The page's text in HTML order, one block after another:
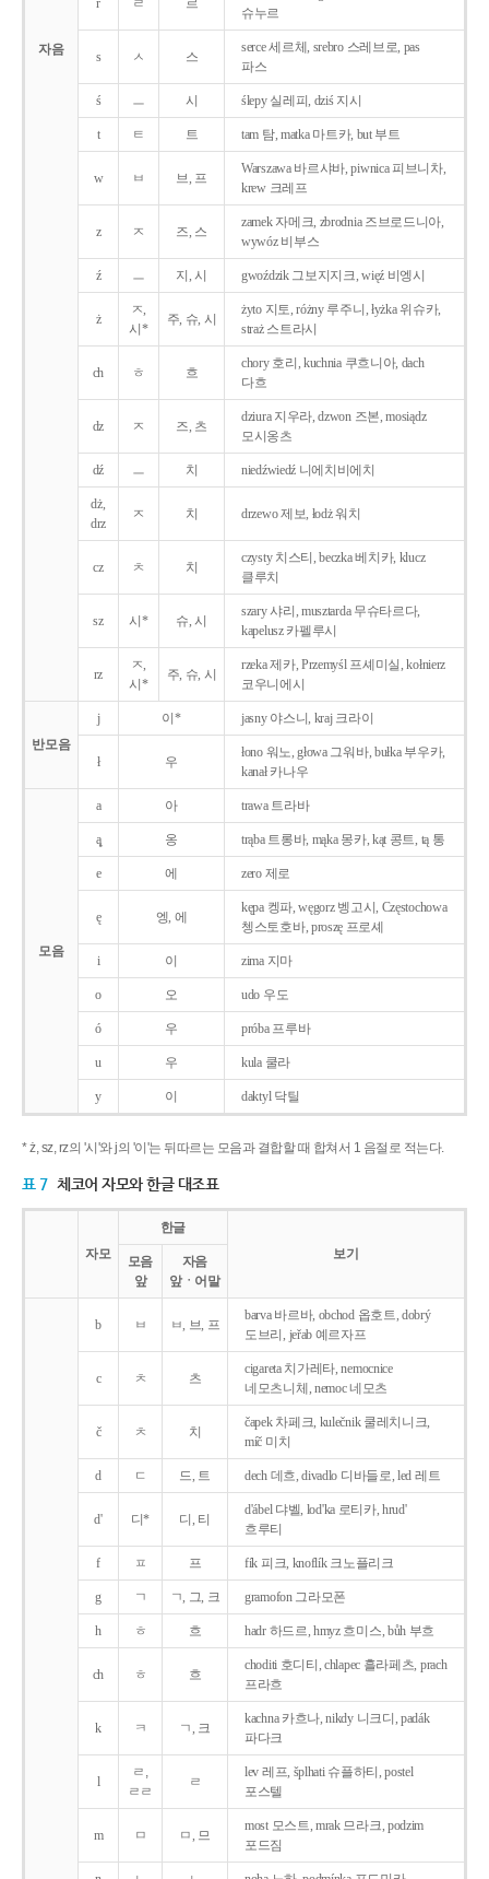
자음
r ㄹ 르
슈누르
s ㅅ 스
serce 세르체, srebro 스레브로, pas
파스
ś ㅡ 시 ślepy 실레피, dziś 지시
t ㅌ 트 tam 탐, matka 마트카, but 부트
w ㅂ 브, 프
Warszawa 바르샤바, piwnica 피브니차,
krew 크레프
z ㅈ 즈, 스
zamek 자메크, zbrodnia 즈브로드니아,
wywóz 비부스
ź ㅡ 지, 시 gwoździk 그보지지크, więź 비엥시
ż
ㅈ,
시*
주, 슈, 시
żyto 지토, różny 루주니, łyżka 위슈카,
straż 스트라시
ch ㅎ 흐
chory 호리, kuchnia 쿠흐니아, dach
다흐
dz ㅈ 즈, 츠
dziura 지우라, dzwon 즈본, mosiądz
모시옹츠
dź ㅡ 치 niedźwiedź 니에치비에치
dż,
drz
ㅈ 치 drzewo 제보, łodż 워치
cz ㅊ 치
czysty 치스티, beczka 베치카, klucz
클루치
sz 시* 슈, 시
szary 샤리, musztarda 무슈타르다,
kapelusz 카펠루시
rz
ㅈ,
시*
주, 슈, 시
rzeka 제카, Przemyśl 프셰미실, kołnierz
코우니에시
반모음
j 이* jasny 야스니, kraj 크라이
ł 우
łono 워노, głowa 그워바, bułka 부우카,
kanał 카나우
모음
a 아 trawa 트라바
ą̨ 옹 trąba 트롱바, mąka 몽카, kąt 콩트, tą 통
e 에 zero 제로
ę 엥, 에
kępa 켕파, węgorz 벵고시, Częstochowa
쳉스토호바, proszę 프로셰
i 이 zima 지마
o 오 udo 우도
ó 우 próba 프루바
u 우 kula 쿨라
y 이 daktyl 닥틸
* ż, sz, rz의 '시'와 j의 '이'는 뒤따르는 모음과 결합할 때 합쳐서 1 음절로 적는다.
표 7 체코어 자모와 한글 대조표
자모
한글
보기
모음
앞
자음
앞ㆍ어말
b ㅂ ㅂ, 브, 프
barva 바르바, obchod 옵호트, dobrý
도브리, jeřab 예르자프
c ㅊ 츠
cigareta 치가레타, nemocnice
네모츠니체, nemoc 네모츠
č ㅊ 치
čapek 차페크, kulečnik 쿨레치니크,
míč 미치
d ㄷ 드, 트 dech 데흐, divadlo 디바들로, led 레트
d' 디* 디, 티
d'ábel 댜벨, lod'ka 로티카, hrud'
흐루티
f ㅍ 프 fík 피크, knoflík 크노플리크
g ㄱ ㄱ, 그, 크 gramofon 그라모폰
h ㅎ 흐 hadr 하드르, hmyz 흐미스, bůh 부흐
ch ㅎ 흐
choditi 호디티, chlapec 흘라페츠, prach
프라흐
k ㅋ ㄱ, 크
kachna 카흐나, nikdy 니크디, padák
파다크
l
ㄹ,
ㄹㄹ
ㄹ
lev 레프, šplhati 슈플하티, postel
포스텔
m ㅁ ㅁ, 므
most 모스트, mrak 므라크, podzim
포드짐